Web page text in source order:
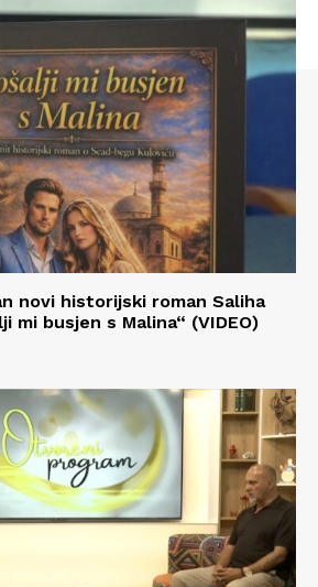
novi historijski roman Saliha
mi busjen s Malina“ (VIDEO)